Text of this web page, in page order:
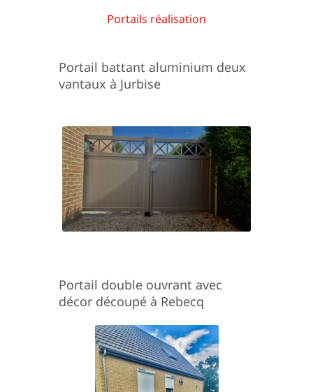
Portails réalisation
Portail battant aluminium deux
vantaux à Jurbise
Portail double ouvrant avec
décor découpé à Rebecq